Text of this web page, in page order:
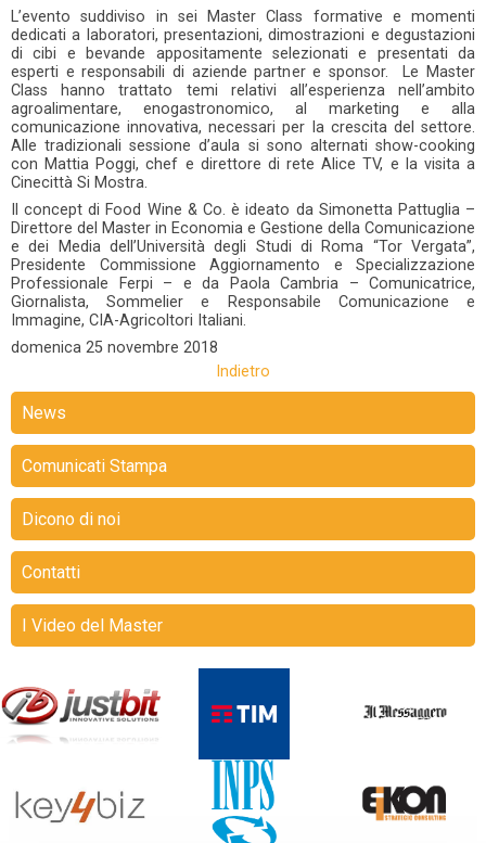
L’evento suddiviso in sei Master Class formative e momenti
dedicati a laboratori, presentazioni, dimostrazioni e degustazioni
di cibi e bevande appositamente selezionati e presentati da
esperti e responsabili di aziende partner e sponsor. Le Master
Class hanno trattato temi relativi all’esperienza nell’ambito
agroalimentare, enogastronomico, al marketing e alla
comunicazione innovativa, necessari per la crescita del settore.
Alle tradizionali sessione d’aula si sono alternati show-cooking
con Mattia Poggi, chef e direttore di rete Alice TV, e la visita a
Cinecittà Si Mostra.
Il concept di Food Wine & Co. è ideato da Simonetta Pattuglia –
Direttore del Master in Economia e Gestione della Comunicazione
e dei Media dell’Università degli Studi di Roma “Tor Vergata”,
Presidente Commissione Aggiornamento e Specializzazione
Professionale Ferpi – e da Paola Cambria – Comunicatrice,
Giornalista, Sommelier e Responsabile Comunicazione e
Immagine, CIA-Agricoltori Italiani.
domenica 25 novembre 2018
Indietro
News
Comunicati Stampa
Dicono di noi
Contatti
I Video del Master